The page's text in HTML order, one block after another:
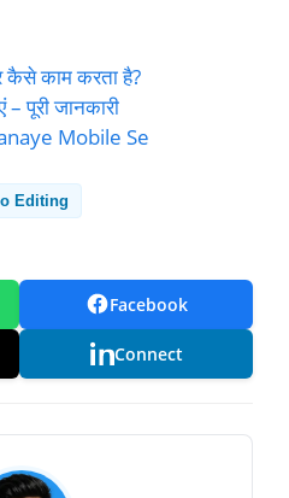
काम करता है?
पूरी जानकारी
Mobile Se
Editing
Facebook
Connect